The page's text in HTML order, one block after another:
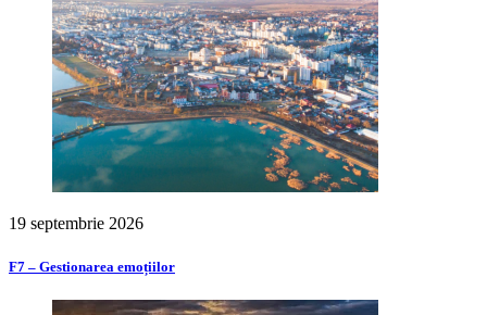
19 septembrie 2026
F7 – Gestionarea emoțiilor